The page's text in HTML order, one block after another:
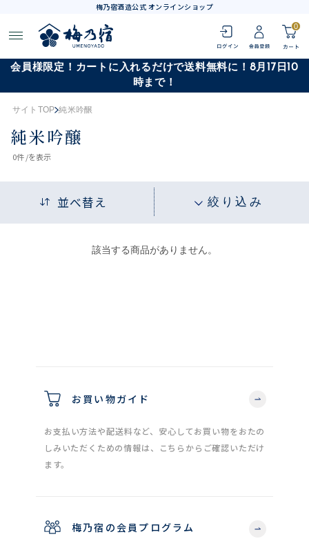
梅乃宿酒造公式 オンラインショップ
0
会員様限定！カートに入れるだけで送料無料に！8月17日10
時まで！
サイトTOP 純米吟醸
純米吟醸
0件 /を表示
並べ替え 絞り込み
該当する商品がありません。
お買い物ガイド
お支払い方法や配送料など、安心してお買い物をおたの
しみいただくための情報は、こちらからご確認いただけ
ます。
梅乃宿の会員プログラム